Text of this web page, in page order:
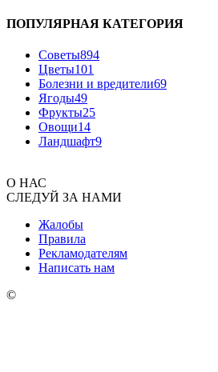
ПОПУЛЯРНАЯ КАТЕГОРИЯ
Советы894
Цветы101
Болезни и вредители69
Ягоды49
Фрукты25
Овощи14
Ландшафт9
О НАС
СЛЕДУЙ ЗА НАМИ
Жалобы
Правила
Рекламодателям
Написать нам
©